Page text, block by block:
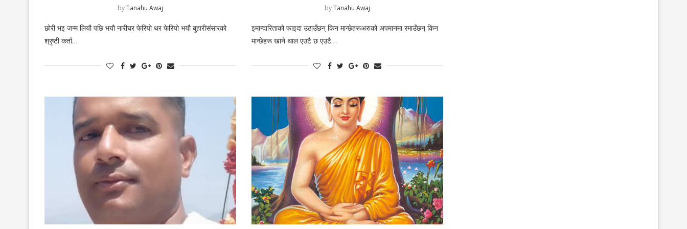
byTanahu Awaj
छोरी भइ जन्म लियौ पछि भयौ नारीघर फेरियो थर फेरियो भयौ बुहारीसंसारको
श्रृष्टी कर्ता…
byTanahu Awaj
इमान्दारिताको फाइदा उठाउँछन् किन मान्छेहरूअरुको अपमानमा रमाउँछन् किन
मान्छेहरू खाने थाल एउटै छ एउटै…